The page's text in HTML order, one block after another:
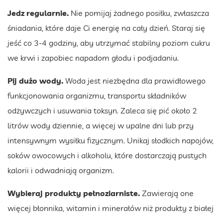
Jedz regularnie. Nie pomijaj żadnego posiłku, zwłaszcza
śniadania, które daje Ci energię na cały dzień. Staraj się
jeść co 3-4 godziny, aby utrzymać stabilny poziom cukru
we krwi i zapobiec napadom głodu i podjadaniu.
Pij dużo wody. Woda jest niezbędna dla prawidłowego
funkcjonowania organizmu, transportu składników
odżywczych i usuwania toksyn. Zaleca się pić około 2
litrów wody dziennie, a więcej w upalne dni lub przy
intensywnym wysiłku fizycznym. Unikaj słodkich napojów,
soków owocowych i alkoholu, które dostarczają pustych
kalorii i odwadniają organizm.
Wybieraj produkty pełnoziarniste. Zawierają one
więcej błonnika, witamin i minerałów niż produkty z białej